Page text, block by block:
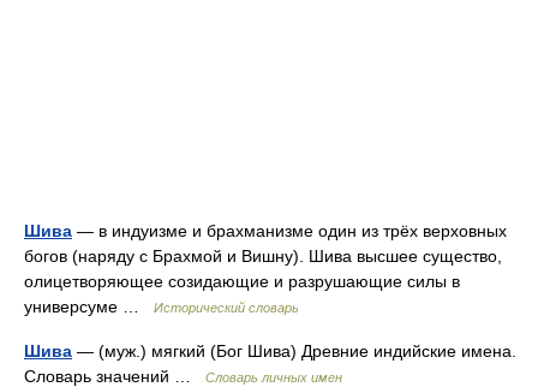
Шива — в индуизме и брахманизме один из трёх верховных
богов (наряду с Брахмой и Вишну). Шива высшее существо,
олицетворяющее созидающие и разрушающие силы в
универсуме …
Исторический словарь
Шива — (муж.) мягкий (Бог Шива) Древние индийские имена.
Словарь значений …
Словарь личных имен